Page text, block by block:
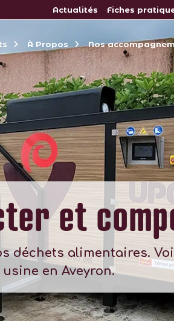
Actualités Fiches
À Propos Nos
et
déchets alimentaires.
en Aveyron.